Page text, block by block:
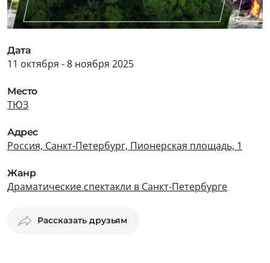
Дата
11 октября - 8 ноября 2025
Место
ТЮЗ
Адрес
Россия, Санкт-Петербург, Пионерская площадь, 1
Жанр
Драматические спектакли в Санкт-Петербурге
Рассказать друзьям